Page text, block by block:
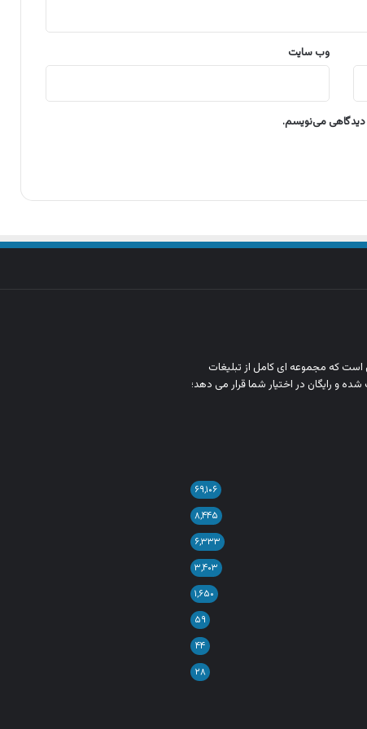
وب‌ سایت
دیدگاهی می‌نویسم.
است که مجموعه‌ ای کامل از تبلیغات
و رایگان در اختیار شما قرار می‌ دهد؛
۶۹,۱۰۶
۸,۴۴۵
۶,۳۳۳
۳,۴۰۳
۱,۶۵۰
۵۹
۴۴
۲۸